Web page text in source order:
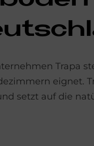
Trapa
eignet.
setzt auf die